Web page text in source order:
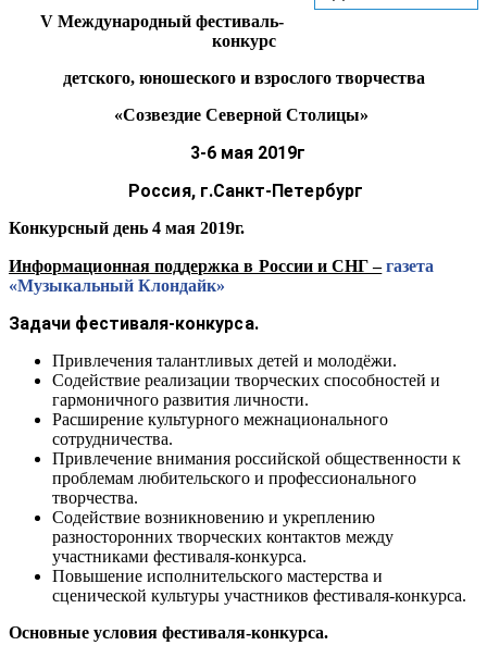
V Международный фестиваль-
конкурс
детского, юношеского и взрослого творчества
«Созвездие Северной Столицы»
3-6 мая 2019г
Россия, г.Санкт-Петербург
Конкурсный день 4 мая 2019г.
Информационная поддержка в России и СНГ – газета
«Музыкальный Клондайк»
Задачи фестиваля-конкурса.
Привлечения талантливых детей и молодёжи.
Содействие реализации творческих способностей и
гармоничного развития личности.
Расширение культурного межнационального
сотрудничества.
Привлечение внимания российской общественности к
проблемам любительского и профессионального
творчества.
Содействие возникновению и укреплению
разносторонних творческих контактов между
участниками фестиваля-конкурса.
Повышение исполнительского мастерства и
сценической культуры участников фестиваля-конкурса.
Основные условия фестиваля-конкурса.